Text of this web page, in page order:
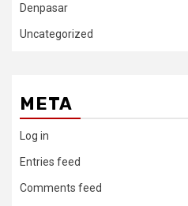
Denpasar
Uncategorized
META
Log in
Entries feed
Comments feed